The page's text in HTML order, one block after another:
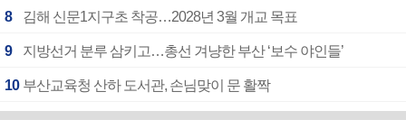
8 김해 신문1지구초 착공…2028년 3월 개교 목표
9 지방선거 분루 삼키고…총선 겨냥한 부산 ‘보수 야인들’
10 부산교육청 산하 도서관, 손님맞이 문 활짝